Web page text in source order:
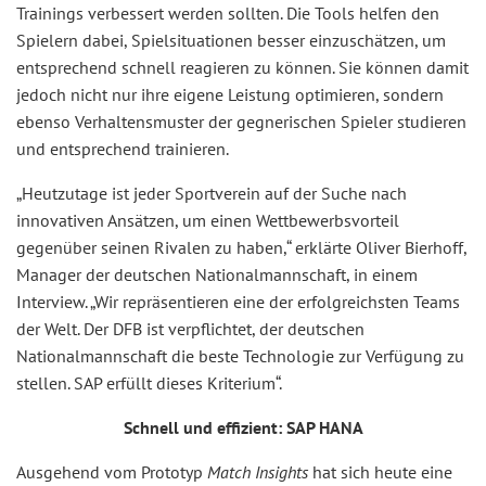
Trainings verbessert werden sollten. Die Tools helfen den
Spielern dabei, Spielsituationen besser einzuschätzen, um
entsprechend schnell reagieren zu können. Sie können damit
jedoch nicht nur ihre eigene Leistung optimieren, sondern
ebenso Verhaltensmuster der gegnerischen Spieler studieren
und entsprechend trainieren.
„Heutzutage ist jeder Sportverein auf der Suche nach
innovativen Ansätzen, um einen Wettbewerbsvorteil
gegenüber seinen Rivalen zu haben,“ erklärte Oliver Bierhoff,
Manager der deutschen Nationalmannschaft, in einem
Interview. „Wir repräsentieren eine der erfolgreichsten Teams
der Welt. Der DFB ist verpflichtet, der deutschen
Nationalmannschaft die beste Technologie zur Verfügung zu
stellen. SAP erfüllt dieses Kriterium“.
Schnell und effizient: SAP HANA
Ausgehend vom Prototyp Match Insights hat sich heute eine